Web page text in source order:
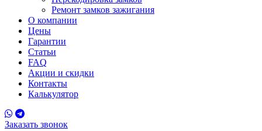
Ремонт замков зажигания
О компании
Цены
Гарантии
Статьи
FAQ
Акции и скидки
Контакты
Калькулятор
Заказать звонок